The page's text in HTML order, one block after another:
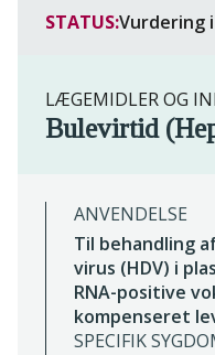
STATUS:Vurdering
LÆGEMIDLER OG
Bulevirtid
ANVENDELSE
Til behandling
virus (HDV) i
RNA-positive
kompenseret
SPECIFIK